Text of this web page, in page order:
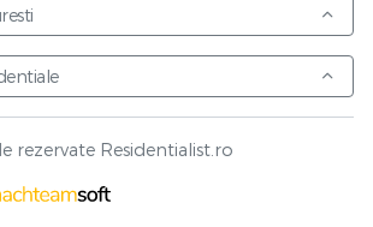
Vezi harta
rezervate Residentialist.ro